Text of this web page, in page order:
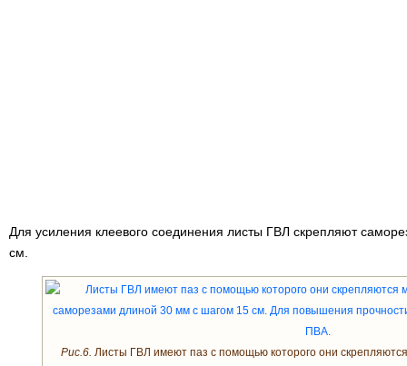
Для усиления клеевого соединения листы ГВЛ скрепляют
см.
Рис.6. Листы ГВЛ имеют паз с помощью которого они